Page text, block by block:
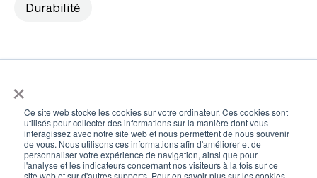
×
Ce site web stocke les cookies sur votre ordinateur. Ces cookies sont
utilisés pour collecter des informations sur la manière dont vous
interagissez avec notre site web et nous permettent de nous souvenir
de vous. Nous utilisons ces informations afin d'améliorer et de
personnaliser votre expérience de navigation, ainsi que pour
l'analyse et les indicateurs concernant nos visiteurs à la fois sur ce
site web et sur d'autres supports. Pour en savoir plus sur les cookies
Durabilité